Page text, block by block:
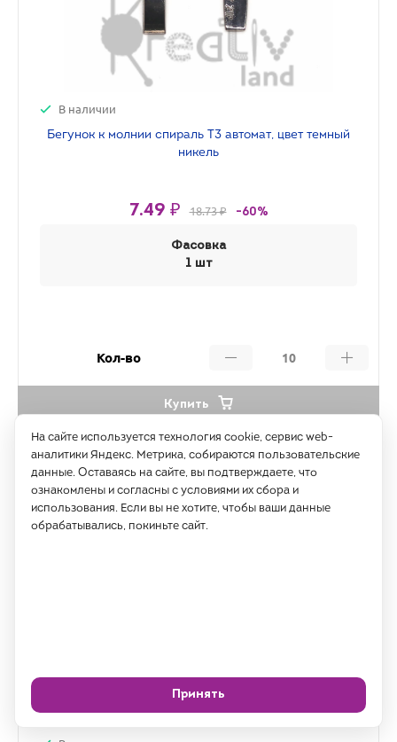
В наличии
Бегунок к молнии спираль Т3 автомат, цвет темный
никель
7.49 ₽ 18.73 ₽ -60%
Фасовка
1 шт
Кол-во
Купить
На сайте используется технология cookie, сервис web-
аналитики Яндекс. Метрика, собираются пользовательские
данные. Оставаясь на сайте, вы подтверждаете, что
ознакомлены и согласны с условиями их сбора и
использования. Если вы не хотите, чтобы ваши данные
обрабатывались, покиньте сайт.
Принять